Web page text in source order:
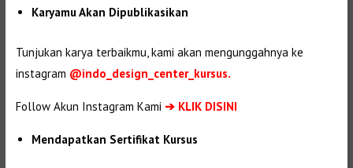
Karyamu Akan Dipublikasikan
Tunjukan karya terbaikmu, kami akan mengunggahnya ke
instagram @indo_design_center_kursus.
Follow Akun Instagram Kami ➔ KLIK DISINI
Mendapatkan Sertifikat Kursus